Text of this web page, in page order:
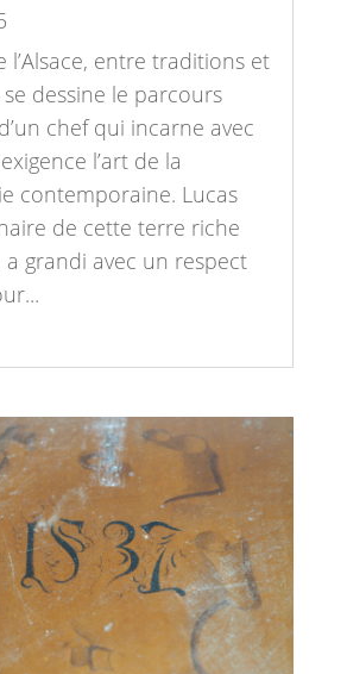
entre traditions et
dessine le parcours
chef qui incarne avec
l’art de la
contemporaine. Lucas
de cette terre riche
a grandi avec un respect